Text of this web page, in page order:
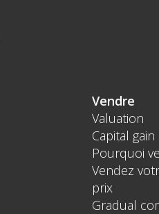
Vendre
Valuation
Capital gain
Pourquoi
Vendez
prix
Gradual